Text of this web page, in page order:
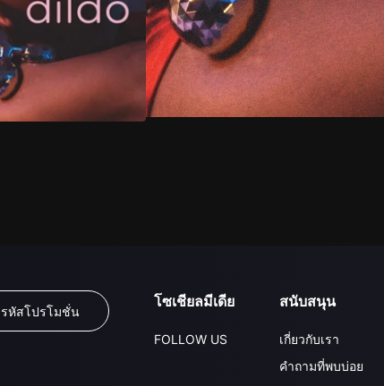
รหัสโปรโมชั่น
โซเชียลมีเดีย
FOLLOW US
สนับสนุน
เกี่ยวกับเรา
คำถามที่พบบ่อย